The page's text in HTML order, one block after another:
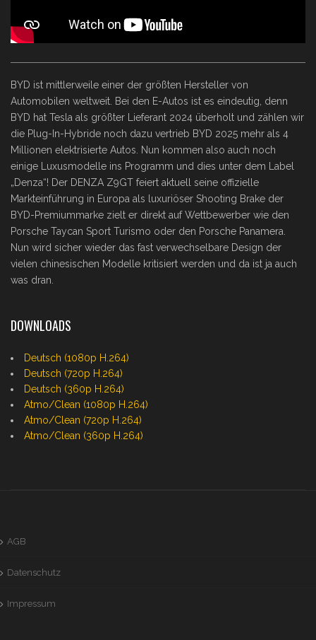
BYD ist mittlerweile einer der größten Hersteller von
Automobilen weltweit. Bei den E-Autos ist es eindeutig, denn
BYD hat Tesla als größter Lieferant 2024 überholt und zählen wir
die Plug-In-Hybride noch dazu vertrieb BYD 2025 mehr als 4
Millionen elektrisierte Autos. Nun kommen also auch noch
einige Luxusmodelle ins Programm und dies unter dem Label
„Denza“! Der DENZA Z9GT feiert aktuell seine offizielle
Markteinführung in Europa als luxuriöser Shooting Brake der
BYD-Premiummarke zielt er direkt auf Wettbewerber wie den
Porsche Taycan Sport Turismo oder den Porsche Panamera.
Nun wird sicher wieder das fast verwechselbare Design der
vielen chinesischen Modelle kritisiert werden und da ist ja auch
was dran.
DOWNLOADS
Deutsch (1080p H.264)
Deutsch (720p H.264)
Deutsch (360p H.264)
Atmo/Clean (1080p H.264)
Atmo/Clean (720p H.264)
Atmo/Clean (360p H.264)
AGB
Datenschutz
Impressum